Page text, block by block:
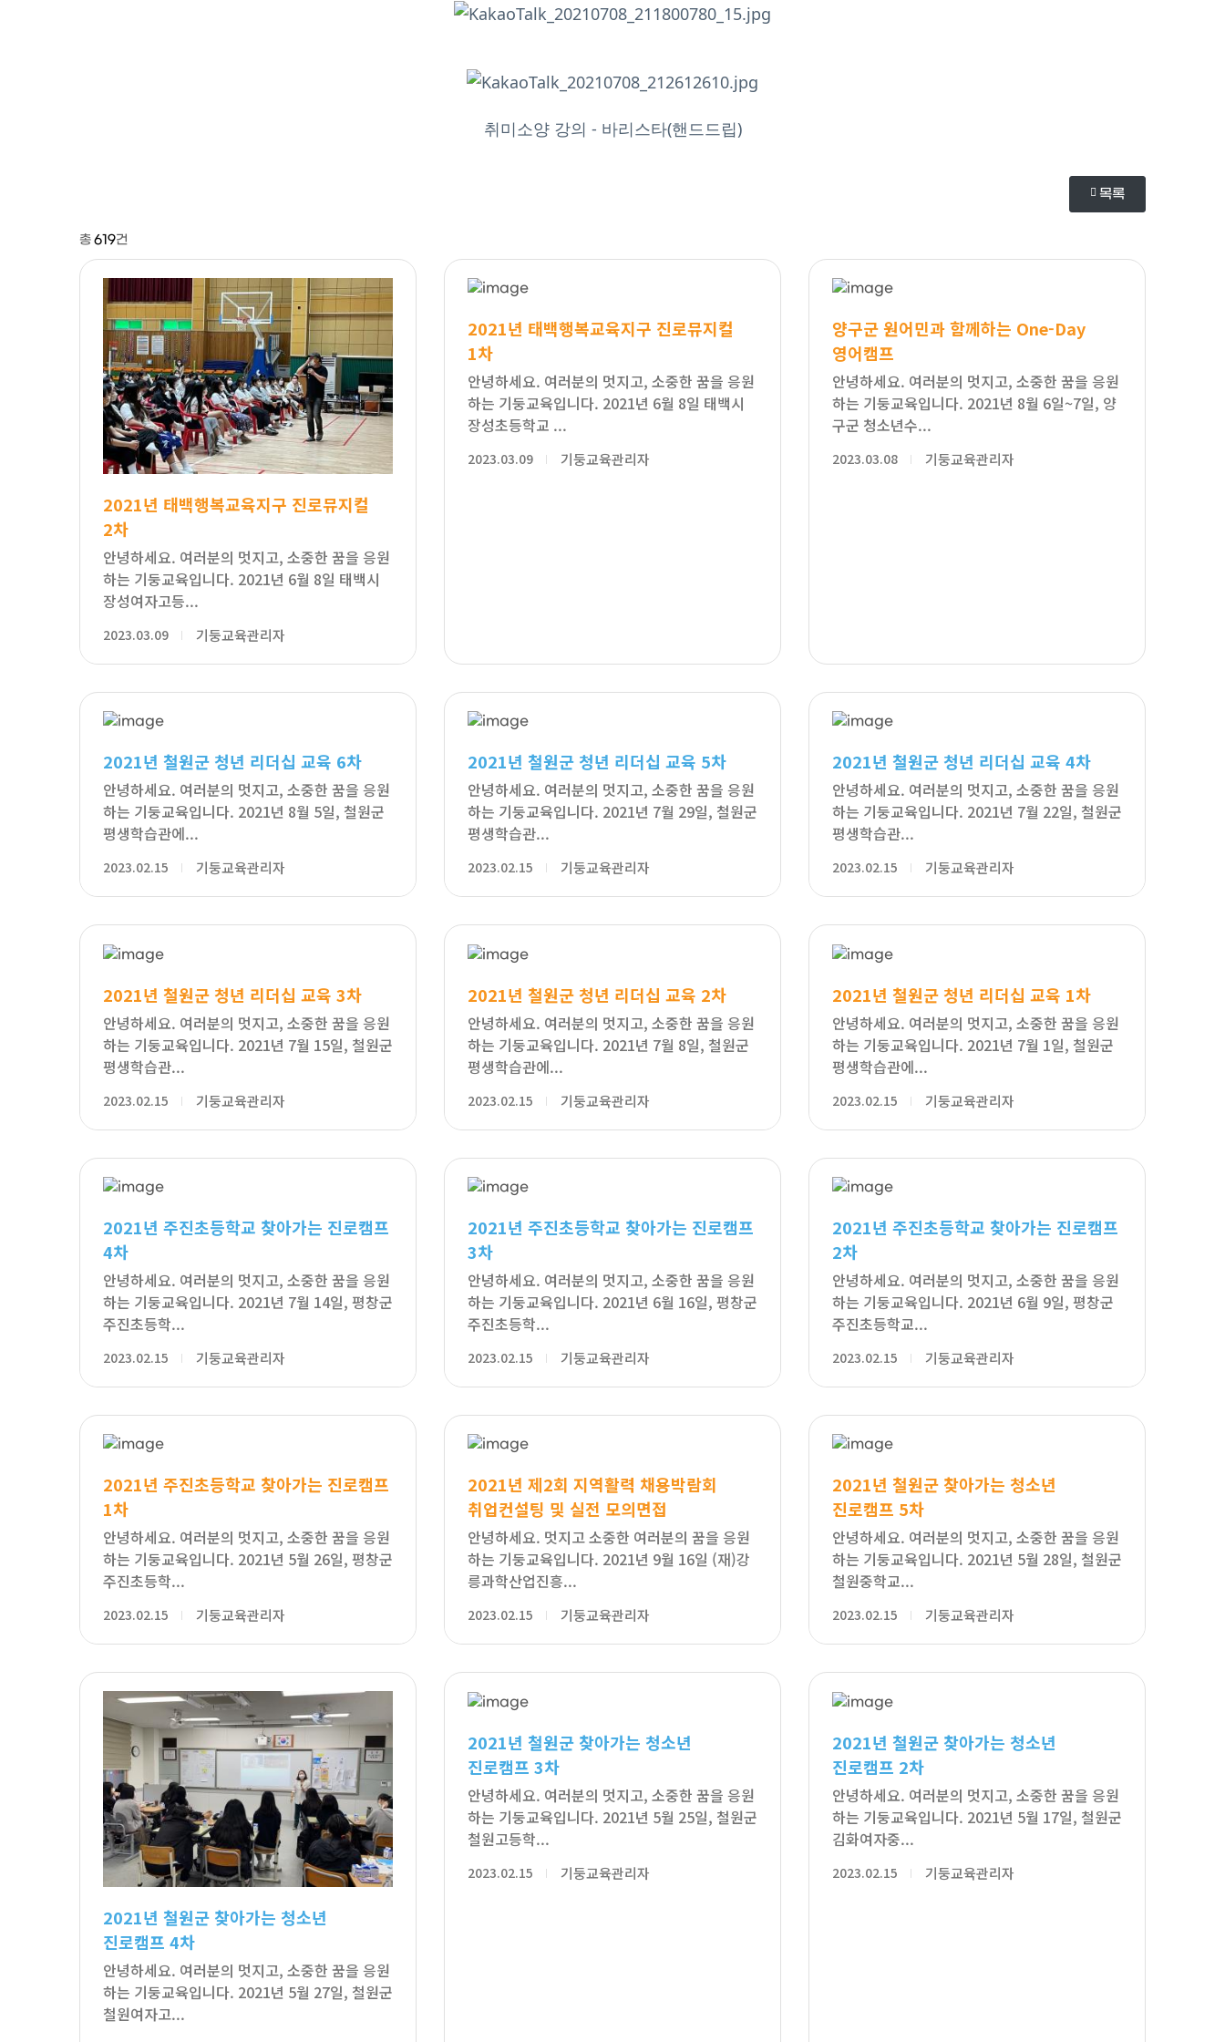
취미소양 강의 - 바리스타(핸드드립)
목록
총619건
2021년 태백행복교육지구 진로뮤지컬
2차
안녕하세요. 여러분의 멋지고, 소중한 꿈을 응원
하는 기둥교육입니다. 2021년 6월 8일 태백시
장성여자고등...
2023.03.09 기둥교육관리자
2021년 태백행복교육지구 진로뮤지컬
1차
안녕하세요. 여러분의 멋지고, 소중한 꿈을 응원
하는 기둥교육입니다. 2021년 6월 8일 태백시
장성초등학교 ...
2023.03.09 기둥교육관리자
양구군 원어민과 함께하는 One-Day
영어캠프
안녕하세요. 여러분의 멋지고, 소중한 꿈을 응원
하는 기둥교육입니다. 2021년 8월 6일~7일, 양
구군 청소년수...
2023.03.08 기둥교육관리자
2021년 철원군 청년 리더십 교육 6차
안녕하세요. 여러분의 멋지고, 소중한 꿈을 응원
하는 기둥교육입니다. 2021년 8월 5일, 철원군
평생학습관에...
2023.02.15 기둥교육관리자
2021년 철원군 청년 리더십 교육 5차
안녕하세요. 여러분의 멋지고, 소중한 꿈을 응원
하는 기둥교육입니다. 2021년 7월 29일, 철원군
평생학습관...
2023.02.15 기둥교육관리자
2021년 철원군 청년 리더십 교육 4차
안녕하세요. 여러분의 멋지고, 소중한 꿈을 응원
하는 기둥교육입니다. 2021년 7월 22일, 철원군
평생학습관...
2023.02.15 기둥교육관리자
2021년 철원군 청년 리더십 교육 3차
안녕하세요. 여러분의 멋지고, 소중한 꿈을 응원
하는 기둥교육입니다. 2021년 7월 15일, 철원군
평생학습관...
2023.02.15 기둥교육관리자
2021년 철원군 청년 리더십 교육 2차
안녕하세요. 여러분의 멋지고, 소중한 꿈을 응원
하는 기둥교육입니다. 2021년 7월 8일, 철원군
평생학습관에...
2023.02.15 기둥교육관리자
2021년 철원군 청년 리더십 교육 1차
안녕하세요. 여러분의 멋지고, 소중한 꿈을 응원
하는 기둥교육입니다. 2021년 7월 1일, 철원군
평생학습관에...
2023.02.15 기둥교육관리자
2021년 주진초등학교 찾아가는 진로캠프
4차
안녕하세요. 여러분의 멋지고, 소중한 꿈을 응원
하는 기둥교육입니다. 2021년 7월 14일, 평창군
주진초등학...
2023.02.15 기둥교육관리자
2021년 주진초등학교 찾아가는 진로캠프
3차
안녕하세요. 여러분의 멋지고, 소중한 꿈을 응원
하는 기둥교육입니다. 2021년 6월 16일, 평창군
주진초등학...
2023.02.15 기둥교육관리자
2021년 주진초등학교 찾아가는 진로캠프
2차
안녕하세요. 여러분의 멋지고, 소중한 꿈을 응원
하는 기둥교육입니다. 2021년 6월 9일, 평창군
주진초등학교...
2023.02.15 기둥교육관리자
2021년 주진초등학교 찾아가는 진로캠프
1차
안녕하세요. 여러분의 멋지고, 소중한 꿈을 응원
하는 기둥교육입니다. 2021년 5월 26일, 평창군
주진초등학...
2023.02.15 기둥교육관리자
2021년 제2회 지역활력 채용박람회
취업컨설팅 및 실전 모의면접
안녕하세요. 멋지고 소중한 여러분의 꿈을 응원
하는 기둥교육입니다. 2021년 9월 16일 (재)강
릉과학산업진흥...
2023.02.15 기둥교육관리자
2021년 철원군 찾아가는 청소년
진로캠프 5차
안녕하세요. 여러분의 멋지고, 소중한 꿈을 응원
하는 기둥교육입니다. 2021년 5월 28일, 철원군
철원중학교...
2023.02.15 기둥교육관리자
2021년 철원군 찾아가는 청소년
진로캠프 4차
안녕하세요. 여러분의 멋지고, 소중한 꿈을 응원
하는 기둥교육입니다. 2021년 5월 27일, 철원군
철원여자고...
2021년 철원군 찾아가는 청소년
진로캠프 3차
안녕하세요. 여러분의 멋지고, 소중한 꿈을 응원
하는 기둥교육입니다. 2021년 5월 25일, 철원군
철원고등학...
2023.02.15 기둥교육관리자
2021년 철원군 찾아가는 청소년
진로캠프 2차
안녕하세요. 여러분의 멋지고, 소중한 꿈을 응원
하는 기둥교육입니다. 2021년 5월 17일, 철원군
김화여자중...
2023.02.15 기둥교육관리자